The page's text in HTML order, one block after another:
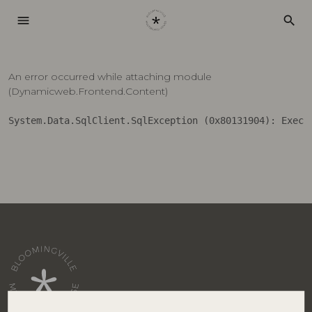
menu search
An error occurred while attaching module
(Dynamicweb.Frontend.Content)
System.Data.SqlClient.SqlException (0x80131904):